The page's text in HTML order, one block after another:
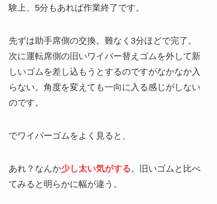
験上、5分もあれば作業終了です。
先ずは助手席側の交換。難なく3分ほどで完了。
次に運転席側の旧いワイパー替えゴムを外して新
しいゴムを差し込もうとするのですがなかなか入
らない。角度を変えても一向に入る感じがしない
のです。
でワイパーゴムをよく見ると、
あれ？なんか少し太い気がする。旧いゴムと比べ
てみると明らかに幅が違う。